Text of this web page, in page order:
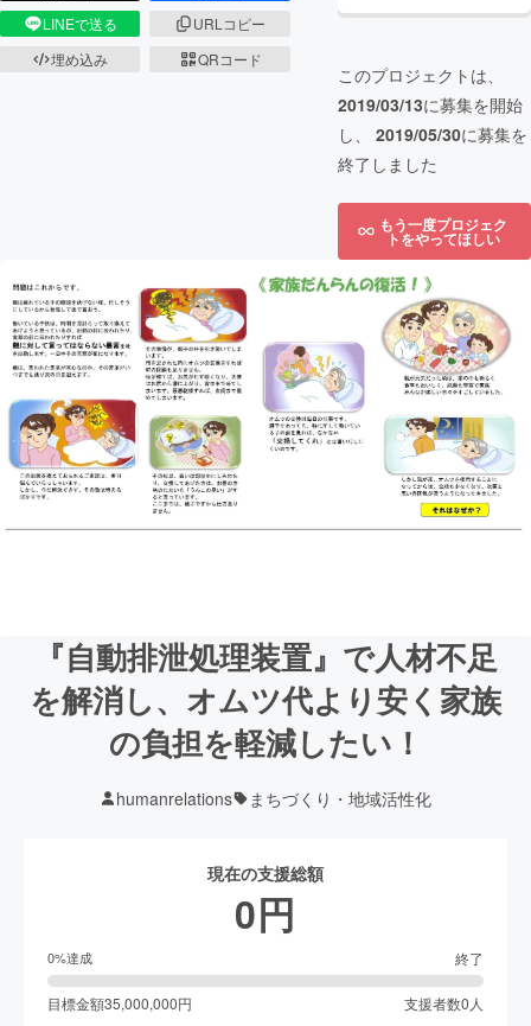
LINEで送る
URLコピー
埋め込み
QRコード
このプロジェクトは、
2019/03/13に募集を開始
し、 2019/05/30に募集を
終了しました
もう一度プロジェク
トをやってほしい
『自動排泄処理装置』で人材不足
を解消し、オムツ代より安く家族
の負担を軽減したい！
humanrelations まちづくり・地域活性化
現在の支援総額
0円
0%達成 終了
目標金額35,000,000円 支援者数0 人